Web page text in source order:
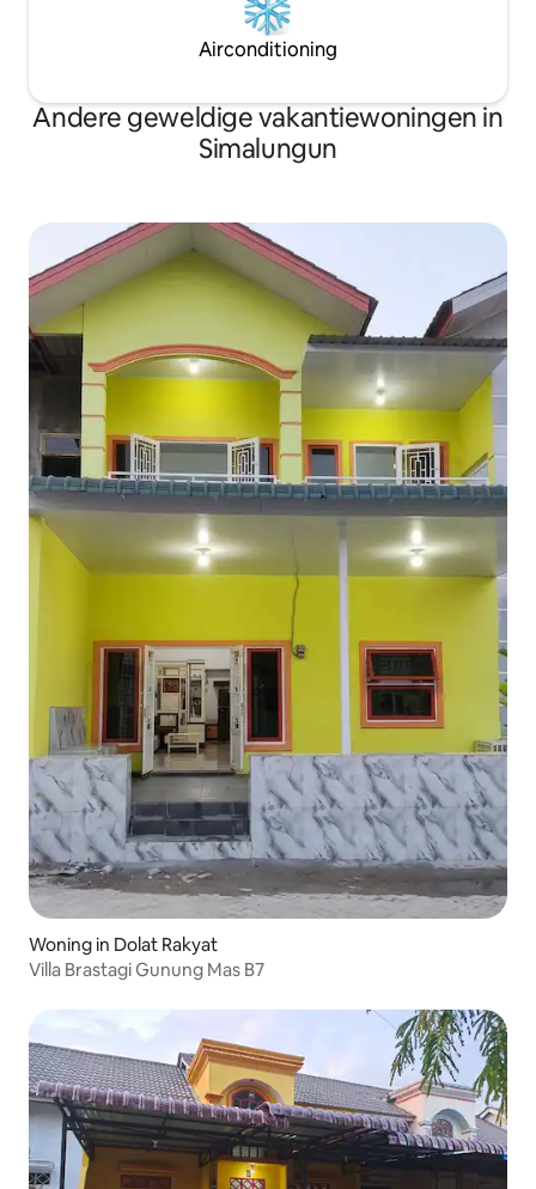
Airconditioning
Andere geweldige vakantiewoningen in
Simalungun
Woning in Dolat Rakyat
Villa Brastagi Gunung Mas B7